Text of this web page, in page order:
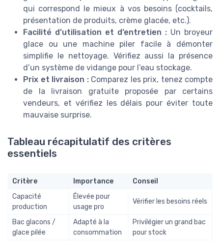
qui correspond le mieux à vos besoins (cocktails,
présentation de produits, crème glacée, etc.).
Facilité d’utilisation et d’entretien : Un broyeur
glace ou une machine piler facile à démonter
simplifie le nettoyage. Vérifiez aussi la présence
d’un système de vidange pour l’eau stockage.
Prix et livraison :Comparez les prix, tenez compte
de la livraison gratuite proposée par certains
vendeurs, et vérifiez les délais pour éviter toute
mauvaise surprise.
Tableau récapitulatif des critères
essentiels
Critère Importance
Conseil
Capacité
production
Élevée pour
usage pro
Vérifier les besoins réels
Bac glacons /
glace pilée
Adapté à la
consommation
Privilégier un grand bac
pour stock